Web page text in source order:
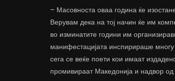
– Масовноста оваа година ќе
Верувам дека на тој начин ќе им
во изминатите години им
манифестацијата инспирираше
сега се веќе поети кои имаат
промивираат Македонија и надвор од